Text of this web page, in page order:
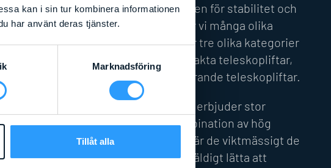
kan i sin tur kombinera informationen
har använt deras tjänster.
Marknadsföring
Tillåt alla
finns det oftast utfällbara stödben för stabilitet och
säkerhet. Hos Liftexperten erbjuder vi många olika
av teleskoplastare från Genie. Vi har tre olika kategorier
i vårt sortiment: kompakta teleskopliftar,
med lång räckvidd och roterande teleskopliftar.
teleskoplastarna från Genie erbjuder stor
i ett litet paket. De har en kombination av hög
och kompakta mått. Dessutom är de viktmässigt de
maskinerna i sin kategori. De är väldigt lätta att